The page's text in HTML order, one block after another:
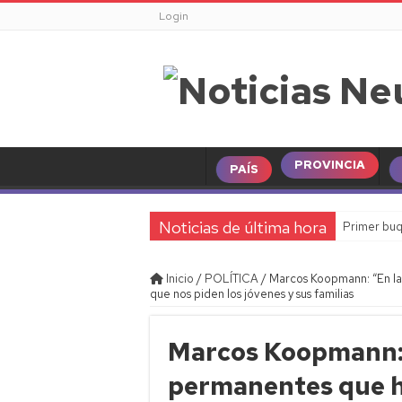
Login
PAÍS PROVINCIA
Noticias de última hora
Primer
Día de las
Mar del
Inicio / POLÍTICA/ Marcos Koopmann: “En
que nos piden los jóvenes y sus familias
Marcos
permanentes que